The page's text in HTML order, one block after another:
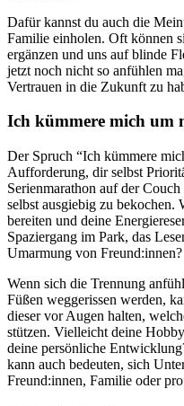
Dafür kannst du auch die
Familie einholen. Oft können
ergänzen und uns auf blinde
jetzt noch nicht so anfühlen
Vertrauen in die Zukunft zu
Ich kümmere mich um
Der Spruch “Ich kümmere
Aufforderung, dir selbst
Serienmarathon auf der
selbst ausgiebig zu bekochen.
bereiten und deine
Spaziergang im Park, das
Umarmung von Freund:innen?
Wenn sich die Trennung
Füßen weggerissen werden,
dieser vor Augen halten,
stützen. Vielleicht deine
deine persönliche
kann auch bedeuten, sich
Freund:innen, Familie oder